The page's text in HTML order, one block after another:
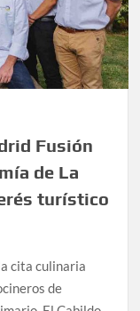
Fusión
de La
turístico
cita culinaria
de